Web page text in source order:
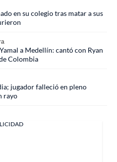
en su colegio tras matar a sus
a Medellín: cantó con Ryan
Colombia
jugador falleció en pleno
rayo